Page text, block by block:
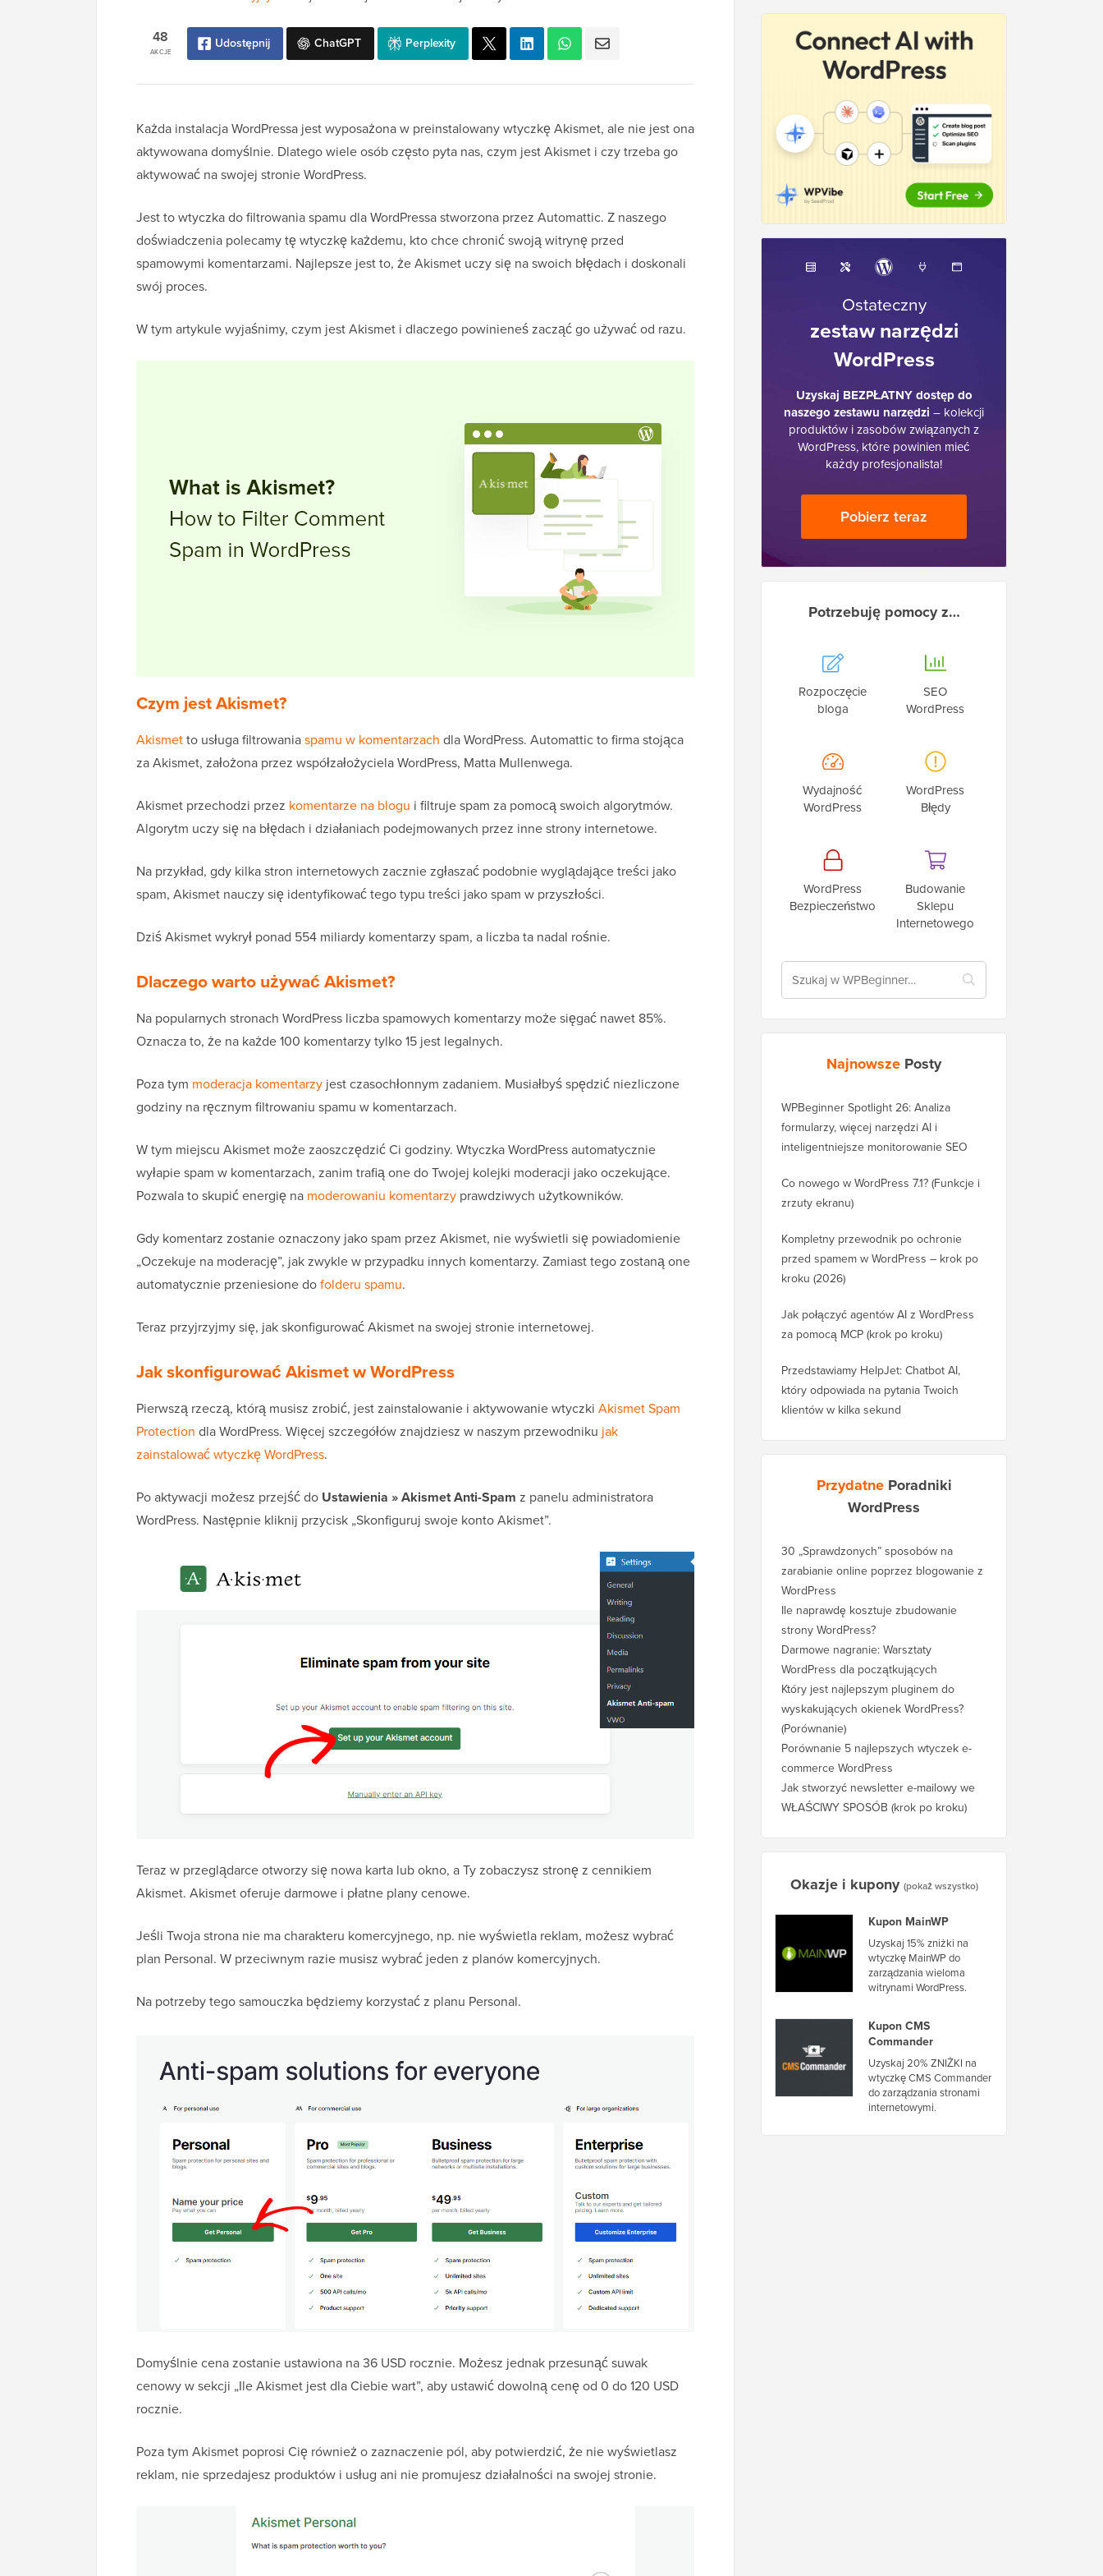
AKCJE
48 Udostępnij ChatGPT Perplexity
Każda instalacja WordPressa jest wyposażona w preinstalowany wtyczkę Akismet, ale nie jest ona
aktywowana domyślnie. Dlatego wiele osób często pyta nas, czym jest Akismet i czy trzeba go
aktywować na swojej stronie WordPress.
Jest to wtyczka do filtrowania spamu dla WordPressa stworzona przez Automattic. Z naszego
doświadczenia polecamy tę wtyczkę każdemu, kto chce chronić swoją witrynę przed
spamowymi komentarzami. Najlepsze jest to, że Akismet uczy się na swoich błędach i doskonali
swój proces.
W tym artykule wyjaśnimy, czym jest Akismet i dlaczego powinieneś zacząć go używać od razu.
Czym jest Akismet?
Akismetto usługa filtrowaniaspamu w komentarzach dla WordPress. Automattic to firma stojąca
za Akismet, założona przez współzałożyciela WordPress, Matta Mullenwega.
Akismet przechodzi przez komentarze na blogu i filtruje spam za pomocą swoich algorytmów.
Algorytm uczy się na błędach i działaniach podejmowanych przez inne strony internetowe.
Na przykład, gdy kilka stron internetowych zacznie zgłaszać podobnie wyglądające treści jako
spam, Akismet nauczy się identyfikować tego typu treści jako spam w przyszłości.
Dziś Akismet wykrył ponad 554 miliardy komentarzy spam, a liczba ta nadal rośnie.
Dlaczego warto używać Akismet?
Na popularnych stronach WordPress liczba spamowych komentarzy może sięgać nawet 85%.
Oznacza to, że na każde 100 komentarzy tylko 15 jest legalnych.
Poza tym moderacja komentarzy jest czasochłonnym zadaniem. Musiałbyś spędzić niezliczone
godziny na ręcznym filtrowaniu spamu w komentarzach.
W tym miejscu Akismet może zaoszczędzić Ci godziny. Wtyczka WordPress automatycznie
wyłapie spam w komentarzach, zanim trafią one do Twojej kolejki moderacji jako oczekujące.
Pozwala to skupić energię na moderowaniu komentarzy prawdziwych użytkowników.
Gdy komentarz zostanie oznaczony jako spam przez Akismet, nie wyświetli się powiadomienie
„Oczekuje na moderację”, jak zwykle w przypadku innych komentarzy. Zamiast tego zostaną one
automatycznie przeniesione dofolderu spamu.
Teraz przyjrzyjmy się, jak skonfigurować Akismet na swojej stronie internetowej.
Jak skonfigurować Akismet w WordPress
Pierwszą rzeczą, którą musisz zrobić, jest zainstalowanie i aktywowanie wtyczki Akismet Spam
Protection dla WordPress. Więcej szczegółów znajdziesz w naszym przewodniku jak
zainstalować wtyczkę WordPress.
Po aktywacji możesz przejść do Ustawienia » Akismet Anti-Spam z panelu administratora
WordPress. Następnie kliknij przycisk „Skonfiguruj swoje konto Akismet”.
Teraz w przeglądarce otworzy się nowa karta lub okno, a Ty zobaczysz stronę z cennikiem
Akismet. Akismet oferuje darmowe i płatne plany cenowe.
Jeśli Twoja strona nie ma charakteru komercyjnego, np. nie wyświetla reklam, możesz wybrać
plan Personal. W przeciwnym razie musisz wybrać jeden z planów komercyjnych.
Na potrzeby tego samouczka będziemy korzystać z planu Personal.
Domyślnie cena zostanie ustawiona na 36 USD rocznie. Możesz jednak przesunąć suwak
cenowy w sekcji „Ile Akismet jest dla Ciebie wart”, aby ustawić dowolną cenę od 0 do 120 USD
rocznie.
Poza tym Akismet poprosi Cię również o zaznaczenie pól, aby potwierdzić, że nie wyświetlasz
reklam, nie sprzedajesz produktów i usług ani nie promujesz działalności na swojej stronie.
Ostateczny
zestaw narzędzi
WordPress
Uzyskaj BEZPŁATNY dostęp do
naszego zestawu narzędzi – kolekcji
produktów i zasobów związanych z
WordPress, które powinien mieć
każdy profesjonalista!
Pobierz teraz
Potrzebuję pomocy z…
Rozpoczęcie
bloga
SEO
WordPress
Wydajność
WordPress
WordPress
Błędy
WordPress
Bezpieczeństwo
Budowanie
Sklepu
Internetowego
Najnowsze Posty
WPBeginner Spotlight 26: Analiza
formularzy, więcej narzędzi AI i
inteligentniejsze monitorowanie SEO
Co nowego w WordPress 7.1? (Funkcje i
zrzuty ekranu)
Kompletny przewodnik po ochronie
przed spamem w WordPress – krok po
kroku (2026)
Jak połączyć agentów AI z WordPress
za pomocą MCP (krok po kroku)
Przedstawiamy HelpJet: Chatbot AI,
który odpowiada na pytania Twoich
klientów w kilka sekund
Przydatne Poradniki
WordPress
30 „Sprawdzonych” sposobów na
zarabianie online poprzez blogowanie z
WordPress
Ile naprawdę kosztuje zbudowanie
strony WordPress?
Darmowe nagranie: Warsztaty
WordPress dla początkujących
Który jest najlepszym pluginem do
wyskakujących okienek WordPress?
(Porównanie)
Porównanie 5 najlepszych wtyczek e-
commerce WordPress
Jak stworzyć newsletter e-mailowy we
WŁAŚCIWY SPOSÓB (krok po kroku)
Okazje i kupony (pokaż wszystko)
Kupon MainWP
Uzyskaj 15% zniżki na
wtyczkę MainWP do
zarządzania wieloma
witrynami WordPress.
Kupon CMS
Commander
Uzyskaj 20% ZNIŻKI na
wtyczkę CMS Commander
do zarządzania stronami
internetowymi.